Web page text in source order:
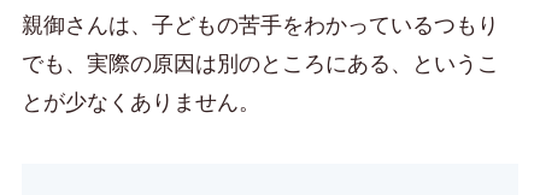
親御さんは、子どもの苦手をわかっているつもり
でも、実際の原因は別のところにある、というこ
とが少なくありません。